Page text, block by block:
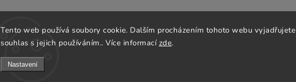
Tento web používá soubory cookie. Dalším procházením tohoto webu vyjadřujete
souhlas s jejich používáním.. Více informací zde.
Nastavení